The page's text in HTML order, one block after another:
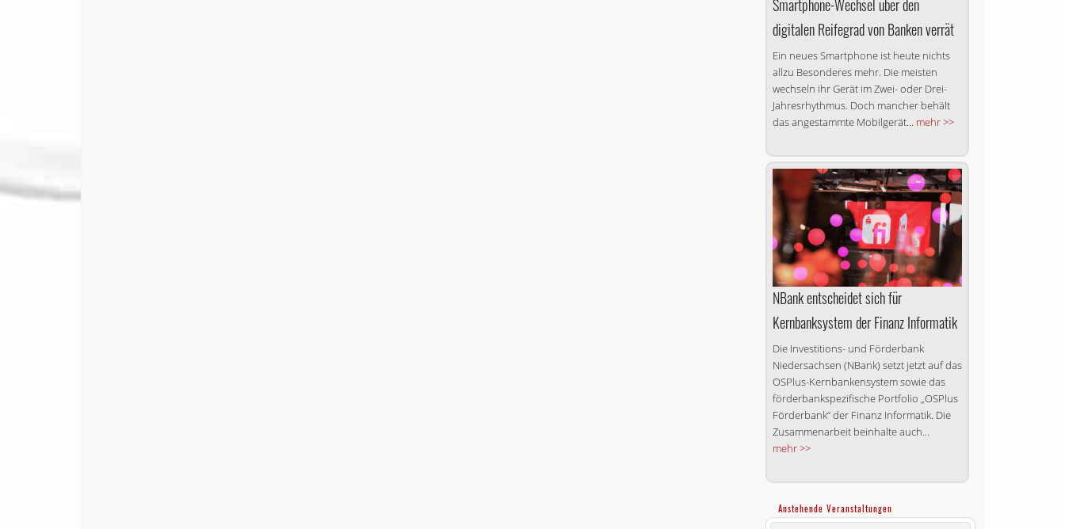
Smartphone-Wechsel über den
digitalen Reifegrad von Banken verrät
Ein neues Smartphone ist heute nichts
allzu Besonderes mehr. Die meisten
wechseln ihr Gerät im Zwei- oder Drei-
Jahresrhythmus. Doch mancher behält
das angestammte Mobilgerät... mehr >>
NBank entscheidet sich für
Kernbanksystem der Finanz Informatik
Die Investitions- und Förderbank
Niedersachsen (NBank) setzt jetzt auf das
OSPlus-Kernbankensystem sowie das
förderbankspezifische Portfolio „OSPlus
Förderbank“ der Finanz Informatik. Die
Zusammenarbeit beinhalte auch...
mehr >>
Anstehende Veranstaltungen